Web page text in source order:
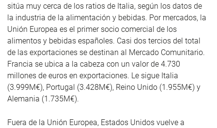
sitúa muy cerca de los ratios de Italia, según los datos de
la industria de la alimentación y bebidas. Por mercados, la
Unión Europea es el primer socio comercial de los
alimentos y bebidas españoles. Casi dos tercios del total
de las exportaciones se destinan al Mercado Comunitario.
Francia se ubica a la cabeza con un valor de 4.730
millones de euros en exportaciones. Le sigue Italia
(3.999M€), Portugal (3.428M€), Reino Unido (1.955M€) y
Alemania (1.735M€).
Fuera de la Unión Europea, Estados Unidos vuelve a